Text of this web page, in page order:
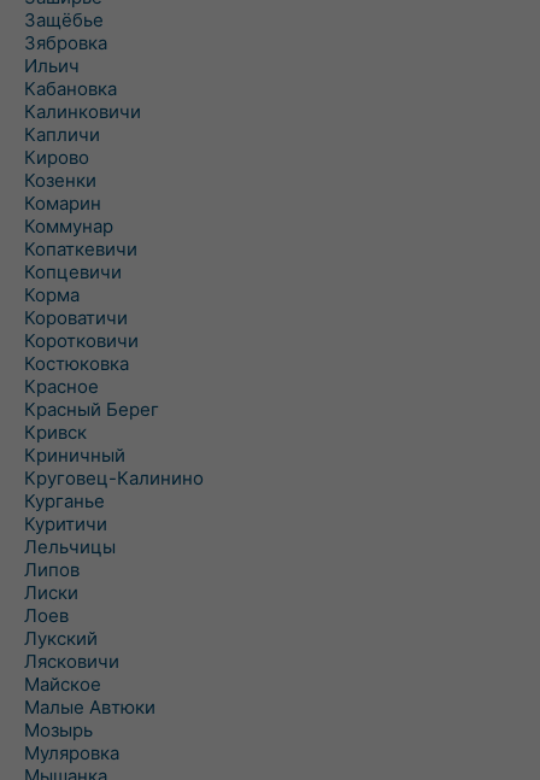
Защёбье
Зябровка
Ильич
Кабановка
Калинковичи
Капличи
Кирово
Козенки
Комарин
Коммунар
Копаткевичи
Копцевичи
Корма
Короватичи
Коротковичи
Костюковка
Красное
Красный Берег
Кривск
Криничный
Круговец-Калинино
Курганье
Куритичи
Лельчицы
Липов
Лиски
Лоев
Лукский
Лясковичи
Майское
Малые Автюки
Мозырь
Муляровка